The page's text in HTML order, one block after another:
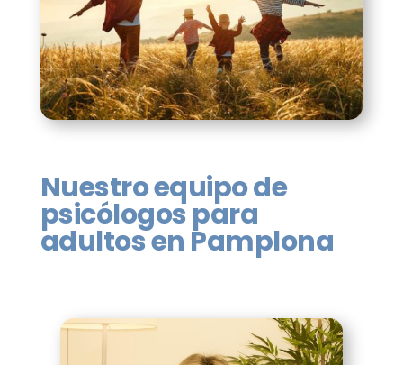
Nuestro equipo de
psicólogos para
adultos en Pamplona